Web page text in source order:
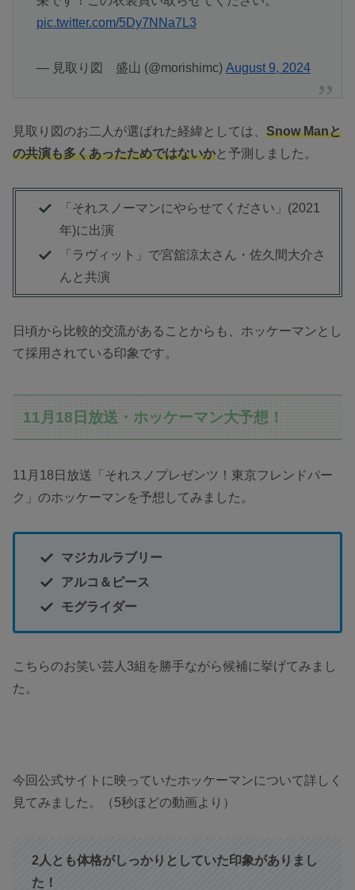
pic.twitter.com/5Dy7NNa7L3
— 見取り図 盛山 (@morishimc) August 9, 2024
見取り図のお二人が選ばれた経緯としては、 Snow Manと
の共演も多くあったためではないかと予測しました。
「それスノーマンにやらせてください」(2021
年)に出演
「ラヴィット」で宮舘涼太さん・佐久間大介さ
んと共演
日頃から比較的交流があることからも、ホッケーマンとし
て採用されている印象です。
11月18日放送・ホッケーマン大予想！
11月18日放送「それスノプレゼンツ！東京フレンドパー
ク」のホッケーマンを予想してみました。
マジカルラブリー
アルコ＆ピース
モグライダー
こちらのお笑い芸人3組を勝手ながら候補に挙げてみまし
た。
今回公式サイトに映っていたホッケーマンについて詳しく
見てみました。（5秒ほどの動画より）
2人とも体格がしっかりとしていた印象がありまし
た！